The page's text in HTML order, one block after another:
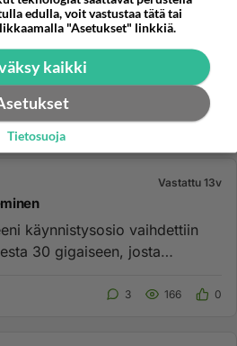
Vastattu 13v
käynnistysosio vaihdettiin
30 gigaiseen, josta
3 166 0
edulla, voit vastustaa tätä tai
"Asetukset" linkkiä.
kaikki
Tietosuoja